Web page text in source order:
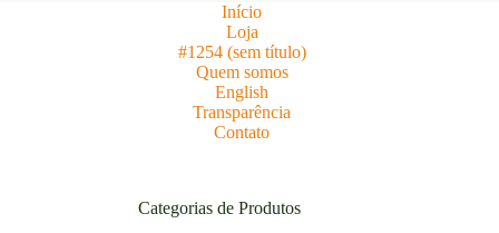
Início
Loja
#1254 (sem título)
Quem somos
English
Transparência
Contato
Categorias de Produtos